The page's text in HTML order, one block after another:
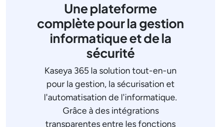
Une plateforme
complète pour la gestion
informatique et de la
sécurité
Kaseya 365 la solution tout-en-un
pour la gestion, la sécurisation et
l'automatisation de l'informatique.
Grâce à des intégrations
transparentes entre les fonctions